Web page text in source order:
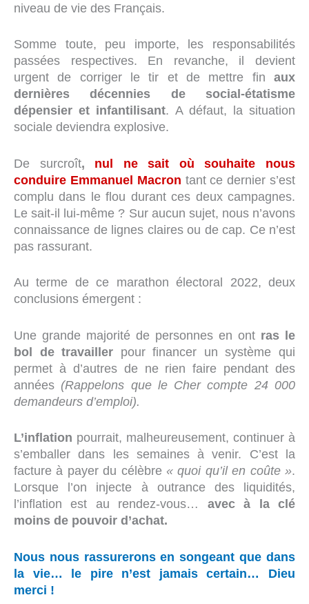
niveau de vie des Français.
Somme toute, peu importe, les responsabilités
passées respectives. En revanche, il devient
urgent de corriger le tir et de mettre fin aux
dernières décennies de social-étatisme
dépensier et infantilisant. A défaut, la situation
sociale deviendra explosive.
De surcroît, nul ne sait où souhaite nous
conduire Emmanuel Macron tant ce dernier s’est
complu dans le flou durant ces deux campagnes.
Le sait-il lui-même ? Sur aucun sujet, nous n’avons
connaissance de lignes claires ou de cap. Ce n’est
pas rassurant.
Au terme de ce marathon électoral 2022, deux
conclusions émergent :
Une grande majorité de personnes en ont ras le
bol de travailler pour financer un système qui
permet à d’autres de ne rien faire pendant des
années (Rappelons que le Cher compte 24 000
demandeurs d’emploi).
L’inflation pourrait, malheureusement, continuer à
s’emballer dans les semaines à venir. C’est la
facture à payer du célèbre « quoi qu’il en coûte ».
Lorsque l’on injecte à outrance des liquidités,
l’inflation est au rendez-vous… avec à la clé
moins de pouvoir d’achat.
Nous nous rassurerons en songeant que dans
la vie… le pire n’est jamais certain… Dieu
merci !